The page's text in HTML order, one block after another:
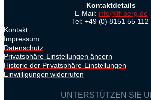
Kontaktdetails
E-Mail: info@ff-berg.de
Tel: +49 (0) 8151 55 112
Kontakt
Impressum
Datenschutz
Privatsphäre-Einstellungen ändern
Historie der Privatsphäre-Einstellungen
Einwilligungen widerrufen
UNTERSTÜTZEN SIE